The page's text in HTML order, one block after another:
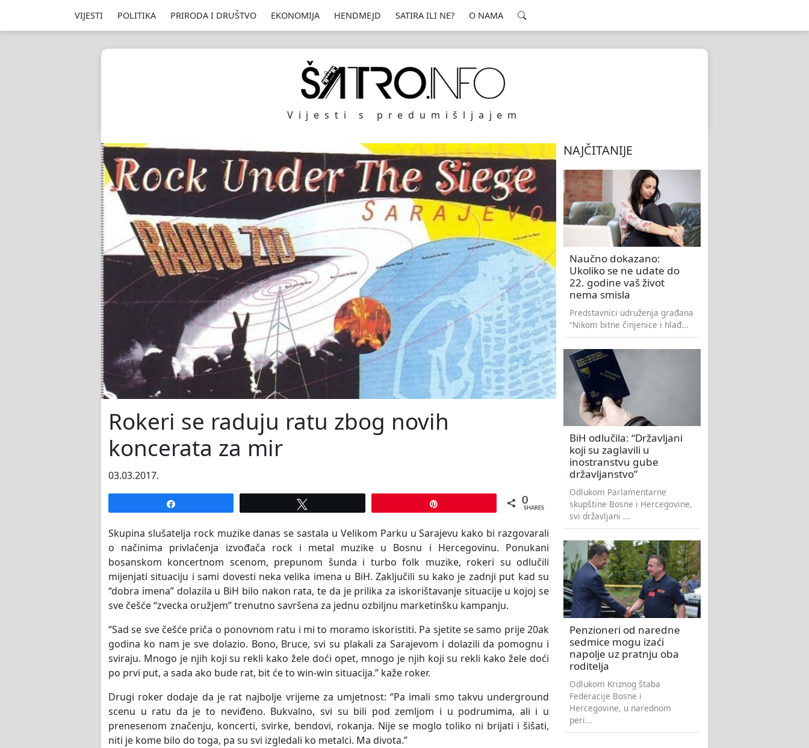
VIJESTI POLITIKA PRIRODA I DRUŠTVO EKONOMIJA HENDMEJD SATIRA ILI NE? O NAMA
Vijesti s predumišljajem
Rokeri se raduju ratu zbog novih
koncerata za mir
03.03.2017.
0
SHARES
Skupina slušatelja rock muzike danas se sastala u Velikom Parku u Sarajevu kako bi razgovarali
o načinima privlačenja izvođača rock i metal muzike u Bosnu i Hercegovinu. Ponukani
bosanskom koncertnom scenom, prepunom šunda i turbo folk muzike, rokeri su odlučili
mijenjati situaciju i sami dovesti neka velika imena u BiH. Zaključili su kako je zadnji put kad su
“dobra imena” dolazila u BiH bilo nakon rata, te da je prilika za iskorištavanje situacije u kojoj se
sve češće “zvecka oružjem” trenutno savršena za jednu ozbiljnu marketinšku kampanju.
‘’Sad se sve češće priča o ponovnom ratu i mi to moramo iskoristiti. Pa sjetite se samo prije 20ak
godina ko nam je sve dolazio. Bono, Bruce, svi su plakali za Sarajevom i dolazili da pomognu i
sviraju. Mnogo je njih koji su rekli kako žele doći opet, mnogo je njih koji su rekli kako žele doći
po prvi put, a sada ako bude rat, bit će to win-win situacija.” kaže roker.
Drugi roker dodaje da je rat najbolje vrijeme za umjetnost: ‘’Pa imali smo takvu underground
scenu u ratu da je to neviđeno. Bukvalno, svi su bili pod zemljom i u podrumima, ali i u
prenesenom značenju, koncerti, svirke, bendovi, rokanja. Nije se moglo toliko ni brijati i šišati,
niti je kome bilo do toga, pa su svi izgledali ko metalci. Ma divota.’’
NAJČITANIJE
Naučno dokazano:
Ukoliko se ne udate do
22. godine vaš život
nema smisla
Predstavnici udruženja građana
“Nikom bitne činjenice i hlađ...
BiH odlučila: “Državljani
koji su zaglavili u
inostranstvu gube
državljanstvo”
Odlukom Parlamentarne
skupštine Bosne i Hercegovine,
svi državljani ...
Penzioneri od naredne
sedmice mogu izaći
napolje uz pratnju oba
roditelja
Odlukom Kriznog štaba
Federacije Bosne i
Hercegovine, u narednom
peri...